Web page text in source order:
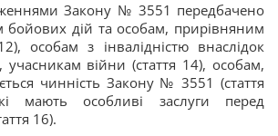
Закону № 3551 передбачено
бойових дій та особам, прирівняним
особам з інвалідністю внаслідок
учасникам війни (стаття 14), особам,
чинність Закону № 3551 (стаття
мають особливі заслуги перед
16).